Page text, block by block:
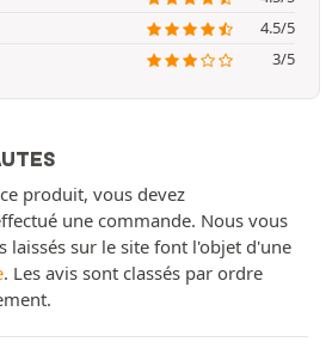
4.5/5
3/5
produit, vous devez
une commande. Nous vous
laissés sur le site font l'objet d'une
. Les avis sont classés par ordre